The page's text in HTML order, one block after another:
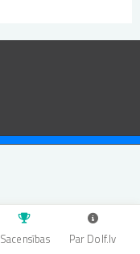
Sacensības Par Dolf.lv